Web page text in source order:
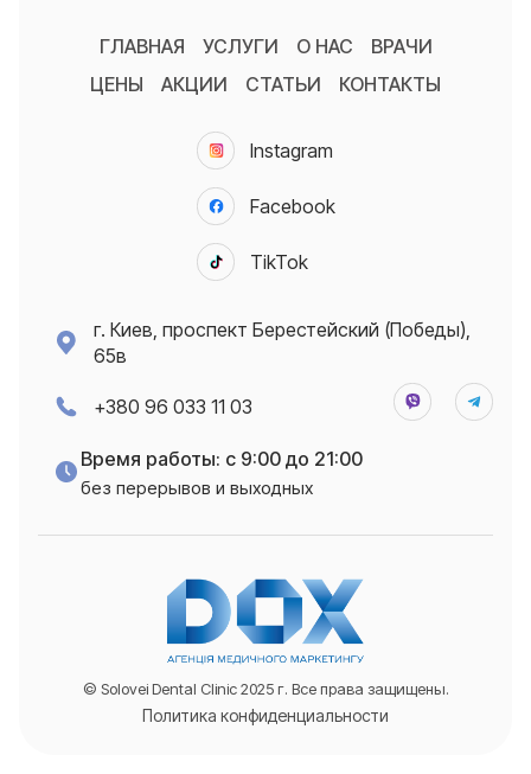
ГЛАВНАЯ УСЛУГИ О НАС
ВРАЧИ
ЦЕНЫ
АКЦИИ СТАТЬИ КОНТАКТЫ
Instagram
Facebook
TikTok
г. Киев, проспект Берестейский (Победы),
65в
+380 96 033 11 03
Время работы: с 9:00 до 21:00
без перерывов и выходных
© Solovei Dental Clinic 2025 г. Все права защищены.
Политика конфиденциальности